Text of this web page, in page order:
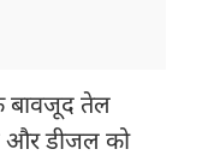
बावजूद तेल
और डीजल को